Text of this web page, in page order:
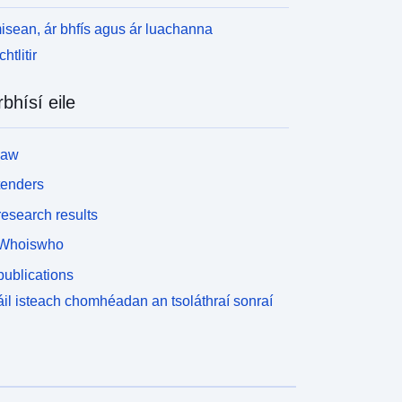
ár bhfís agus ár luachanna
eile
results
isteach chomhéadan an tsoláthraí sonraí